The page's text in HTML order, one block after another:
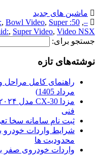
ماشین های جدید
–
,
50: Said:
, Bowl Video, Super
, Super Video, Video NSX
جستجو برای:
نوشته‌های تازه
مرداد 1405)
فنی
ثبت نام سامانه سخا
شرایط واردات خودرو
محدودیت ها
واردات خودروی صفر